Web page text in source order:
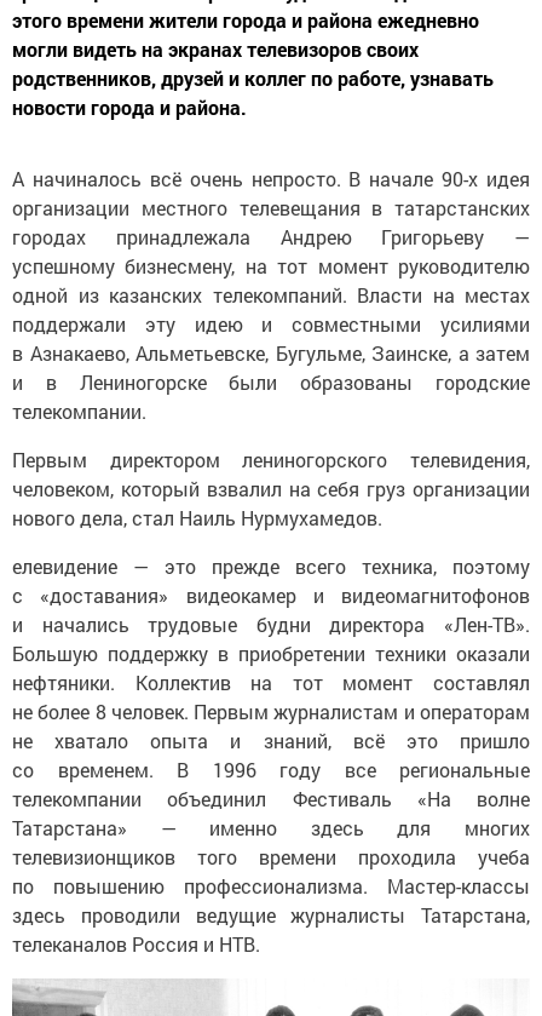
этого времени жители города и района ежедневно
могли видеть на экранах телевизоров своих
родственников, друзей и коллег по работе, узнавать
новости города и района.
А начиналось всё очень непросто. В начале 90-х идея
организации местного телевещания в татарстанских
городах принадлежала Андрею Григорьеву —
успешному бизнесмену, на тот момент руководителю
одной из казанских телекомпаний. Власти на местах
поддержали эту идею и совместными усилиями
в Азнакаево, Альметьевске, Бугульме, Заинске, а затем
и в Лениногорске были образованы городские
телекомпании.
Первым директором лениногорского телевидения,
человеком, который взвалил на себя груз организации
нового дела, стал Наиль Нурмухамедов.
елевидение — это прежде всего техника, поэтому
с «доставания» видеокамер и видеомагнитофонов
и начались трудовые будни директора «Лен-ТВ».
Большую поддержку в приобретении техники оказали
нефтяники. Коллектив на тот момент составлял
не более 8 человек. Первым журналистам и операторам
не хватало опыта и знаний, всё это пришло
со временем. В 1996 году все региональные
телекомпании объединил Фестиваль «На волне
Татарстана» — именно здесь для многих
телевизионщиков того времени проходила учеба
по повышению профессионализма. Мастер-классы
здесь проводили ведущие журналисты Татарстана,
телеканалов Россия и НТВ.